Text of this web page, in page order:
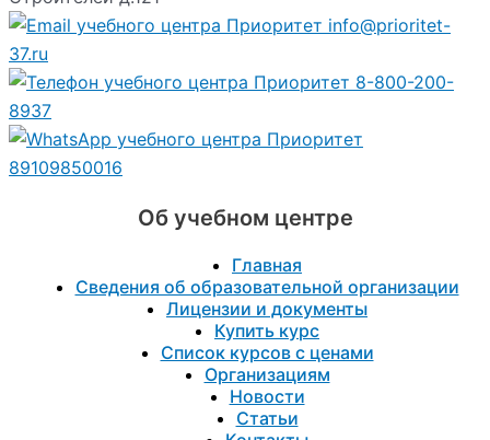
info@prioritet-
37.ru
8-800-200-
8937
89109850016
Об учебном центре
Главная
Сведения об образовательной организации
Лицензии и документы
Купить курс
Список курсов с ценами
Организациям
Новости
Статьи